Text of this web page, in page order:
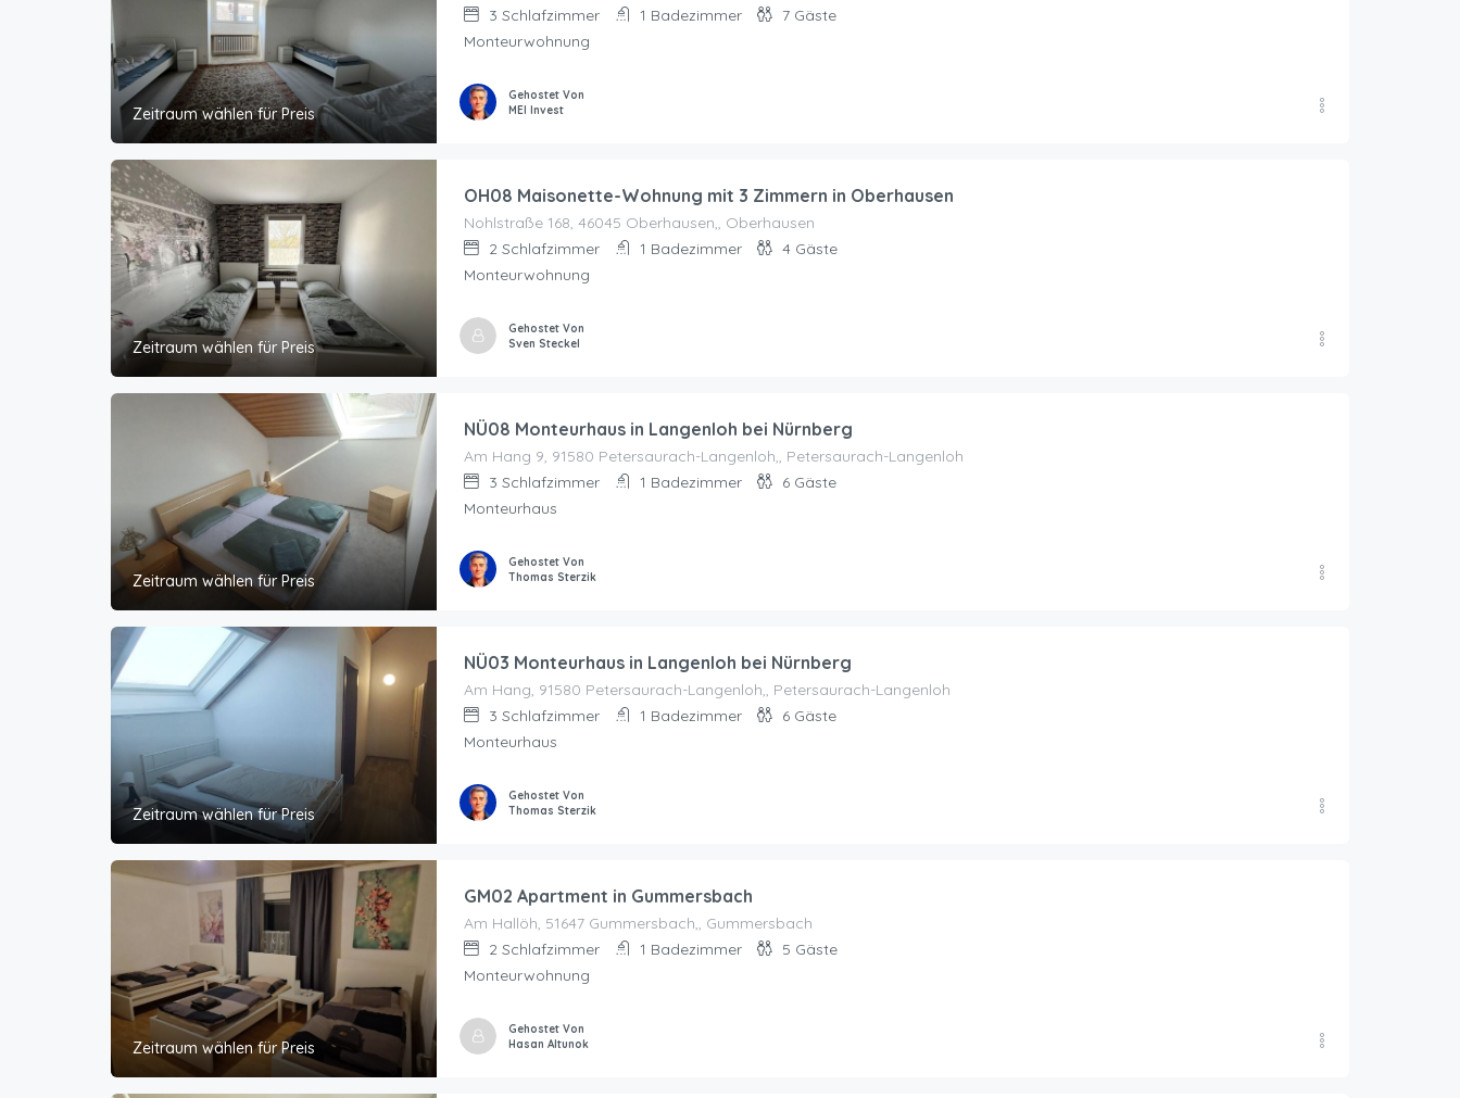
Zeitraum wählen für Preis
3 Schlafzimmer 1 Badezimmer 7 Gäste
Monteurwohnung
Gehostet Von
MEI Invest
Zeitraum wählen für Preis
OH08 Maisonette-Wohnung mit 3 Zimmern in Oberhausen
Nohlstraße 168, 46045 Oberhausen,, Oberhausen
2 Schlafzimmer 1 Badezimmer 4 Gäste
Monteurwohnung
Gehostet Von
Sven Steckel
Zeitraum wählen für Preis
NÜ08 Monteurhaus in Langenloh bei Nürnberg
Am Hang 9, 91580 Petersaurach-Langenloh,, Petersaurach-Langenloh
3 Schlafzimmer 1 Badezimmer 6 Gäste
Monteurhaus
Gehostet Von
Thomas Sterzik
Zeitraum wählen für Preis
NÜ03 Monteurhaus in Langenloh bei Nürnberg
Am Hang, 91580 Petersaurach-Langenloh,, Petersaurach-Langenloh
3 Schlafzimmer 1 Badezimmer 6 Gäste
Monteurhaus
Gehostet Von
Thomas Sterzik
Zeitraum wählen für Preis
GM02 Apartment in Gummersbach
Am Hallöh, 51647 Gummersbach,, Gummersbach
2 Schlafzimmer 1 Badezimmer 5 Gäste
Monteurwohnung
Gehostet Von
Hasan Altunok